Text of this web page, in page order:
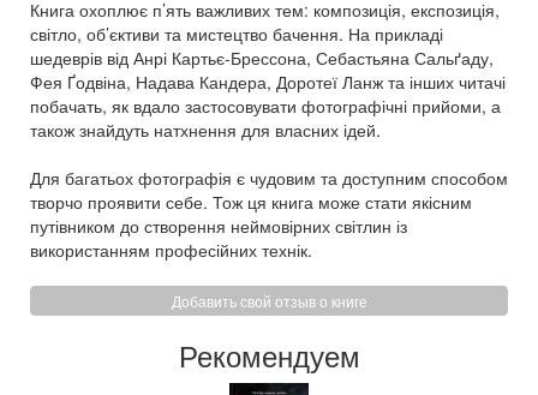
Книга охоплює п’ять важливих тем: композиція, експозиція,
світло, об’єктиви та мистецтво бачення. На прикладі
шедеврів від Анрі Картьє-Брессона, Себастьяна Сальґаду,
Фея Ґодвіна, Надава Кандера, Доротеї Ланж та інших читачі
побачать, як вдало застосовувати фотографічні прийоми, а
також знайдуть натхнення для власних ідей.
Для багатьох фотографія є чудовим та доступним способом
творчо проявити себе. Тож ця книга може стати якісним
путівником до створення неймовірних світлин із
використанням професійних технік.
Добавить свой отзыв о книге
Рекомендуем